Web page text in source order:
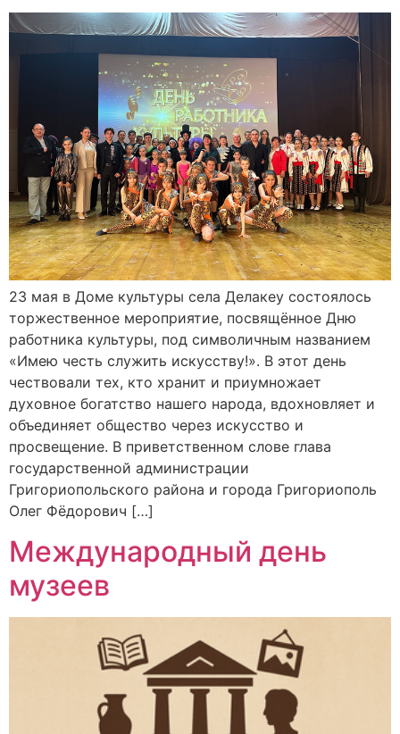
23 мая в Доме культуры села Делакеу состоялось
торжественное мероприятие, посвящённое Дню
работника культуры, под символичным названием
«Имею честь служить искусству!». В этот день
чествовали тех, кто хранит и приумножает
духовное богатство нашего народа, вдохновляет и
объединяет общество через искусство и
просвещение. В приветственном слове глава
государственной администрации
Григориопольского района и города Григориополь
Олег Фёдорович […]
Международный день
музеев